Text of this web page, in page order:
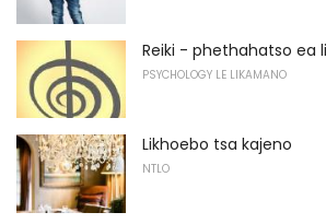
Reiki - phethahatso ea
PSYCHOLOGY LE LIKAMANO
Likhoebo tsa kajeno
NTLO